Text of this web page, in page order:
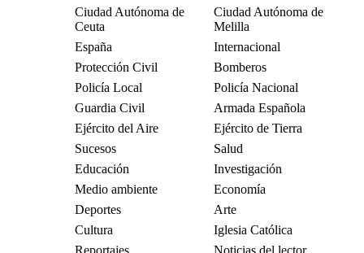
Ciudad Autónoma de
Ceuta
Ciudad Autónoma de
Melilla
España
Internacional
Protección Civil
Bomberos
Policía Local
Policía Nacional
Guardia Civil
Armada Española
Ejército del Aire
Ejército de Tierra
Sucesos
Salud
Educación
Investigación
Medio ambiente
Economía
Deportes
Arte
Cultura
Iglesia Católica
Reportajes
Noticias del lector